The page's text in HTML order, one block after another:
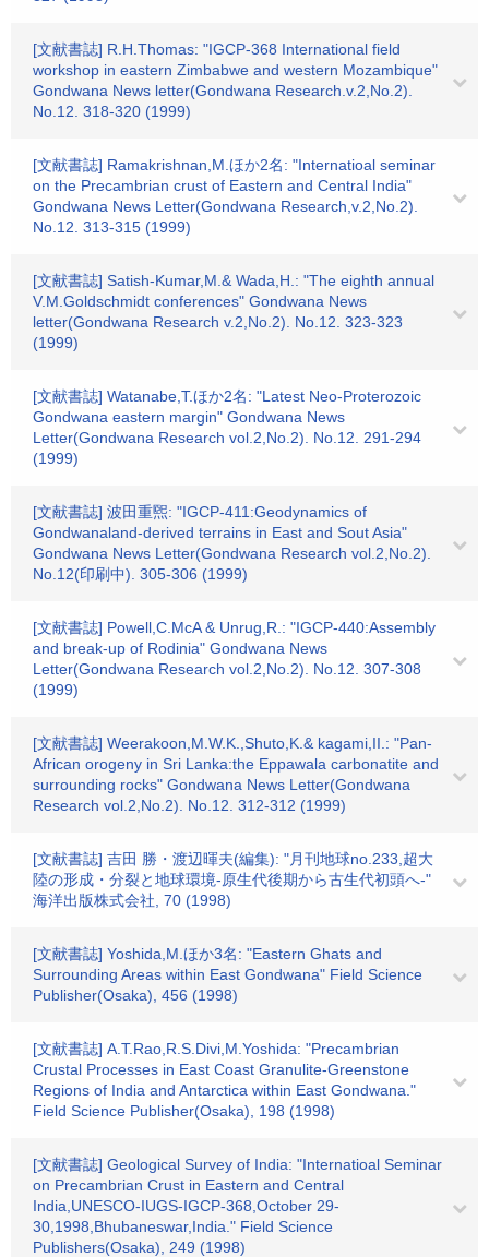
[文献書誌] R.H.Thomas: "IGCP-368 International field
workshop in eastern Zimbabwe and western Mozambique"
Gondwana News letter(Gondwana Research.v.2,No.2).
No.12. 318-320 (1999)
[文献書誌] Ramakrishnan,M.ほか2名: "Internatioal seminar
on the Precambrian crust of Eastern and Central India"
Gondwana News Letter(Gondwana Research,v.2,No.2).
No.12. 313-315 (1999)
[文献書誌] Satish-Kumar,M.& Wada,H.: "The eighth annual
V.M.Goldschmidt conferences" Gondwana News
letter(Gondwana Research v.2,No.2). No.12. 323-323
(1999)
[文献書誌] Watanabe,T.ほか2名: "Latest Neo-Proterozoic
Gondwana eastern margin" Gondwana News
Letter(Gondwana Research vol.2,No.2). No.12. 291-294
(1999)
[文献書誌] 波田重煕: "IGCP-411:Geodynamics of
Gondwanaland-derived terrains in East and Sout Asia"
Gondwana News Letter(Gondwana Research vol.2,No.2).
No.12(印刷中). 305-306 (1999)
[文献書誌] Powell,C.McA & Unrug,R.: "IGCP-440:Assembly
and break-up of Rodinia" Gondwana News
Letter(Gondwana Research vol.2,No.2). No.12. 307-308
(1999)
[文献書誌] Weerakoon,M.W.K.,Shuto,K.& kagami,II.: "Pan-
African orogeny in Sri Lanka:the Eppawala carbonatite and
surrounding rocks" Gondwana News Letter(Gondwana
Research vol.2,No.2). No.12. 312-312 (1999)
[文献書誌] 吉田 勝・渡辺暉夫(編集): "月刊地球no.233,超大
陸の形成・分裂と地球環境-原生代後期から古生代初頭へ-"
海洋出版株式会社, 70 (1998)
[文献書誌] Yoshida,M.ほか3名: "Eastern Ghats and
Surrounding Areas within East Gondwana" Field Science
Publisher(Osaka), 456 (1998)
[文献書誌] A.T.Rao,R.S.Divi,M.Yoshida: "Precambrian
Crustal Processes in East Coast Granulite-Greenstone
Regions of India and Antarctica within East Gondwana."
Field Science Publisher(Osaka), 198 (1998)
[文献書誌] Geological Survey of India: "Internatioal Seminar
on Precambrian Crust in Eastern and Central
India,UNESCO-IUGS-IGCP-368,October 29-
30,1998,Bhubaneswar,India." Field Science
Publishers(Osaka), 249 (1998)